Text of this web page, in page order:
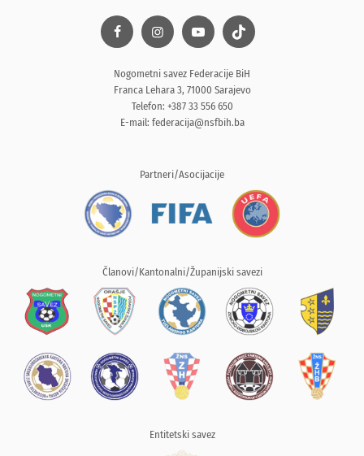
Nogometni savez Federacije BiH
Franca Lehara 3, 71000 Sarajevo
Telefon: +387 33 556 650
E-mail: federacija@nsfbih.ba
Partneri/Asocijacije
Članovi/Kantonalni/Županijski savezi
Entitetski savez